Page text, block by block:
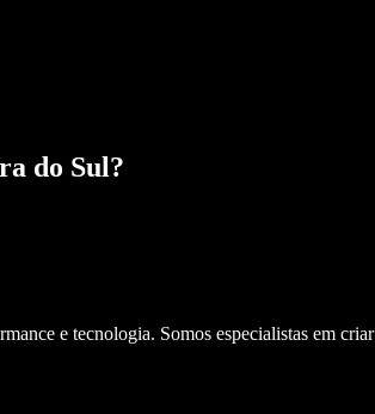
do Sul?
e tecnologia. Somos especialistas em